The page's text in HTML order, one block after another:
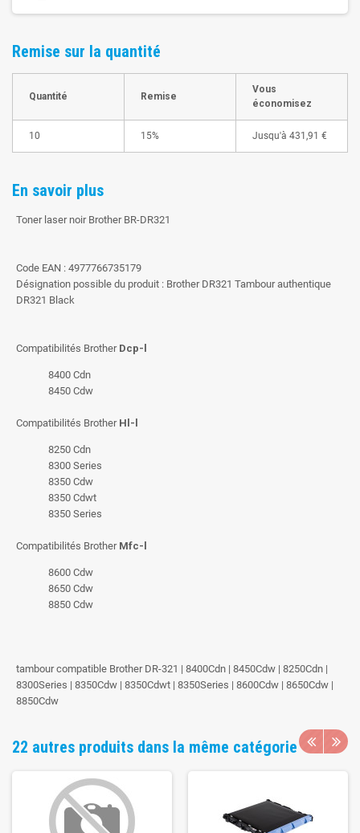
Remise sur la quantité
Quantité Remise
Vous
économisez
10 15% Jusqu'à 431,91 €
En savoir plus
Toner laser noir Brother BR-DR321
Code EAN : 4977766735179
Désignation possible du produit : Brother DR321 Tambour authentique
DR321 Black
Compatibilités Brother Dcp-l
8400 Cdn
8450 Cdw
Compatibilités Brother Hl-l
8250 Cdn
8300 Series
8350 Cdw
8350 Cdwt
8350 Series
Compatibilités Brother Mfc-l
8600 Cdw
8650 Cdw
8850 Cdw
tambour compatible Brother DR-321 | 8400Cdn | 8450Cdw | 8250Cdn |
8300Series | 8350Cdw | 8350Cdwt | 8350Series | 8600Cdw | 8650Cdw |
8850Cdw
22 autres produits dans la même catégorie